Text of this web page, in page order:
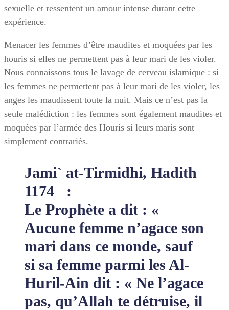
sexuelle et ressentent un amour intense durant cette
expérience.
Menacer les femmes d’être maudites et moquées par les
houris si elles ne permettent pas à leur mari de les violer.
Nous connaissons tous le lavage de cerveau islamique : si
les femmes ne permettent pas à leur mari de les violer, les
anges les maudissent toute la nuit. Mais ce n’est pas la
seule malédiction : les femmes sont également maudites et
moquées par l’armée des Houris si leurs maris sont
simplement contrariés.
Jami` at-Tirmidhi, Hadith
1174 :
Le Prophète a dit : «
Aucune femme n’agace son
mari dans ce monde, sauf
si sa femme parmi les Al-
Huril-Ain dit : « Ne l’agace
pas, qu’Allah te détruise, il